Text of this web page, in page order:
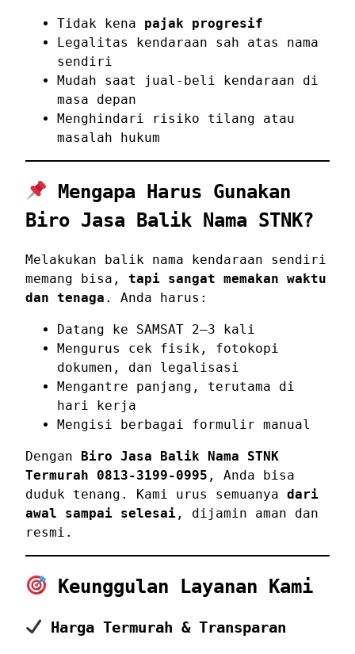
Tidak kena pajak progresif
Legalitas kendaraan sah atas nama
sendiri
Mudah saat jual-beli kendaraan di
masa depan
Menghindari risiko tilang atau
masalah hukum
Mengapa Harus Gunakan
Biro Jasa Balik Nama STNK?
Melakukan balik nama kendaraan sendiri
memang bisa, tapi sangat memakan waktu
dan tenaga . Anda harus:
Datang ke SAMSAT 2–3 kali
Mengurus cek fisik, fotokopi
dokumen, dan legalisasi
Mengantre panjang, terutama di
hari kerja
Mengisi berbagai formulir manual
Dengan Biro Jasa Balik Nama STNK
Termurah 0813-3199-0995 , Anda bisa
duduk tenang. Kami urus semuanya dari
awal sampai selesai , dijamin aman dan
resmi.
Keunggulan Layanan Kami
Harga Termurah & Transparan